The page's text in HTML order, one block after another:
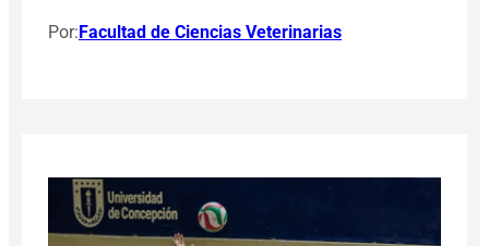
Por: Facultad de Ciencias Veterinarias